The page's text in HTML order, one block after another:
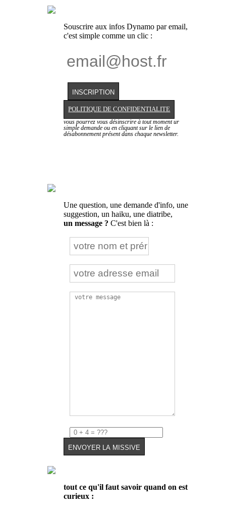
Souscrire aux infos Dynamo par email,
c'est simple comme un clic :
POLITIQUE DE CONFIDENTIALITE
vous pourrez vous désinscrire à tout moment ur
simple demande ou en cliquant sur le lien de
désabonnement présent dans chaque newsletter.
Une question, une demande d'info, une
suggestion, un haiku, une diatribe,
un message ? C'est bien là :
tout ce qu'il faut savoir quand on est
curieux :